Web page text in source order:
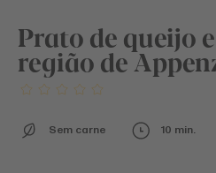
Prato de queijo
região de
Sem carne 10 min.